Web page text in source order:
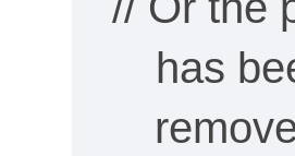
has